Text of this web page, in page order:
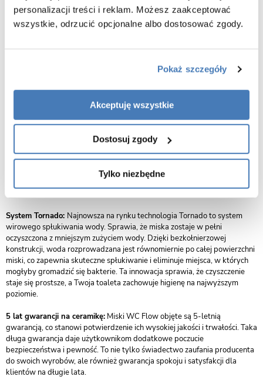
personalizacji treści i reklam. Możesz zaakceptować
wszystkie, odrzucić opcjonalne albo dostosować zgody.
Pokaż szczegóły
Akceptuję wszystkie
Dostosuj zgody
Tylko niezbędne
estetyki wyznacza nowe standardy w dziedzinie higieny i trwałości.
Każdy element - od surowców po szkliwa - jest surowo kontrolowany i
naukowo opracowany, aby nasze produkty były nie tylko przyjazne dla
wykorzystaniu zaawansowanej technologii, szkliwo tworzy na
warstwę, co znacząco ułatwia utrzymanie czystości, zapobiegając
nieskazitelność Twojej łazienki, ale także o bezpieczeństwo i zdrowie
Łatwość czyszczenia:Odkryj sekret nieskazitelnej czystości z naszą
ceramiką WC. Dzięki zaawansowanej technologii szkliwienia nasza
niebywałą gładkość. Efekt? Powierzchnia, która nie tylko błyszczy
elegancją, ale również zapewnia nieporównywalną łatwość w utrzymaniu
czystości. Inwestuj w trwałość i niezawodność, wybierając naszą ceramikę
System Tornado: Najnowsza na rynku technologia Tornado to system
wirowego spłukiwania wody. Sprawia, że miska zostaje w pełni
oczyszczona z mniejszym zużyciem wody. Dzięki bezkołnierzowej
konstrukcji, woda rozprowadzana jest równomiernie po całej powierzchni
miski, co zapewnia skuteczne spłukiwanie i eliminuje miejsca, w których
mogłyby gromadzić się bakterie. Ta innowacja sprawia, że czyszczenie
staje się prostsze, a Twoja toaleta zachowuje higienę na najwyższym
poziomie.
5 lat gwarancji na ceramikę: Miski WC Flow objęte są 5-letnią
gwarancją, co stanowi potwierdzenie ich wysokiej jakości i trwałości. Taka
długa gwarancja daje użytkownikom dodatkowe poczucie
bezpieczeństwa i pewność. To nie tylko świadectwo zaufania producenta
do swoich wyrobów, ale również gwarancja spokoju i satysfakcji dla
klientów na długie lata.